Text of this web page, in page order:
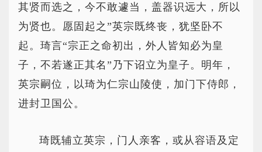
其贤而选之，今不敢遽当，盖器识远大，所以
为贤也。愿固起之”英宗既终丧，犹坚卧不
起。琦言“宗正之命初出，外人皆知必为皇
子，不若遂正其名”乃下诏立为皇子。明年，
英宗嗣位，以琦为仁宗山陵使，加门下侍郎，
进封卫国公。
琦既辅立英宗，门人亲客，或从容语及定